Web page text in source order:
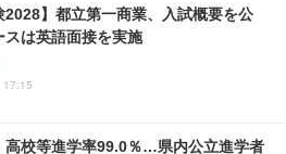
2028】都立第一商業、入試概要を公
は英語面接を実施
17:15
高校等進学率99.0％…県内公立進学者